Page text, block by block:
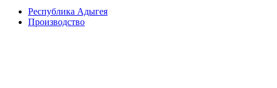
Республика Адыгея
Производство